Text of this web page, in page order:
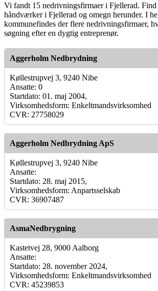
Vi fandt 15 nedrivningsfirmaer i Fjellerad. Find
håndværker i Fjellerad og omegn herunder. I
kommunefindes der flere nedrivningsfirmaer,
søgning efter en dygtig entreprenør.
Aggerholm Nedbrydning
Køllestrupvej 3, 9240 Nibe
Ansatte: 0
Startdato: 01. maj 2004,
Virksomhedsform: Enkeltmandsvirksomhed
CVR: 27758029
Aggerholm Nedbrydning ApS
Køllestrupvej 3, 9240 Nibe
Ansatte:
Startdato: 28. maj 2015,
Virksomhedsform: Anpartsselskab
CVR: 36907487
AsmaNedbrygning
Kastetvej 28, 9000 Aalborg
Ansatte:
Startdato: 28. november 2024,
Virksomhedsform: Enkeltmandsvirksomhed
CVR: 45239853